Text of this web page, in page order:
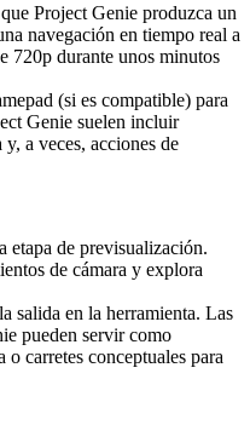
Project Genie produzca un
navegación en tiempo real a
720p durante unos minutos
(si es compatible) para
Genie suelen incluir
a veces, acciones de
etapa de previsualización.
de cámara y explora
salida en la herramienta. Las
pueden servir como
o carretes conceptuales para